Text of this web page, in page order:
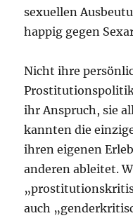
sexuellen
happig gegen
Nicht ihre
Prostitutionspolitik
ihr Anspruch, sie
kannten die
ihren eigenen
anderen ableitet.
auch